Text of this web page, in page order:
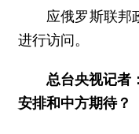
应俄罗斯联邦
进行访问。
总台央视记者
安排和中方期待？